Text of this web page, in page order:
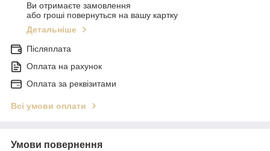
Ви отримаєте замовлення
або гроші повернуться на вашу картку
Детальніше
Післяплата
Оплата на рахунок
Оплата за реквізитами
Всі умови оплати
Умови повернення